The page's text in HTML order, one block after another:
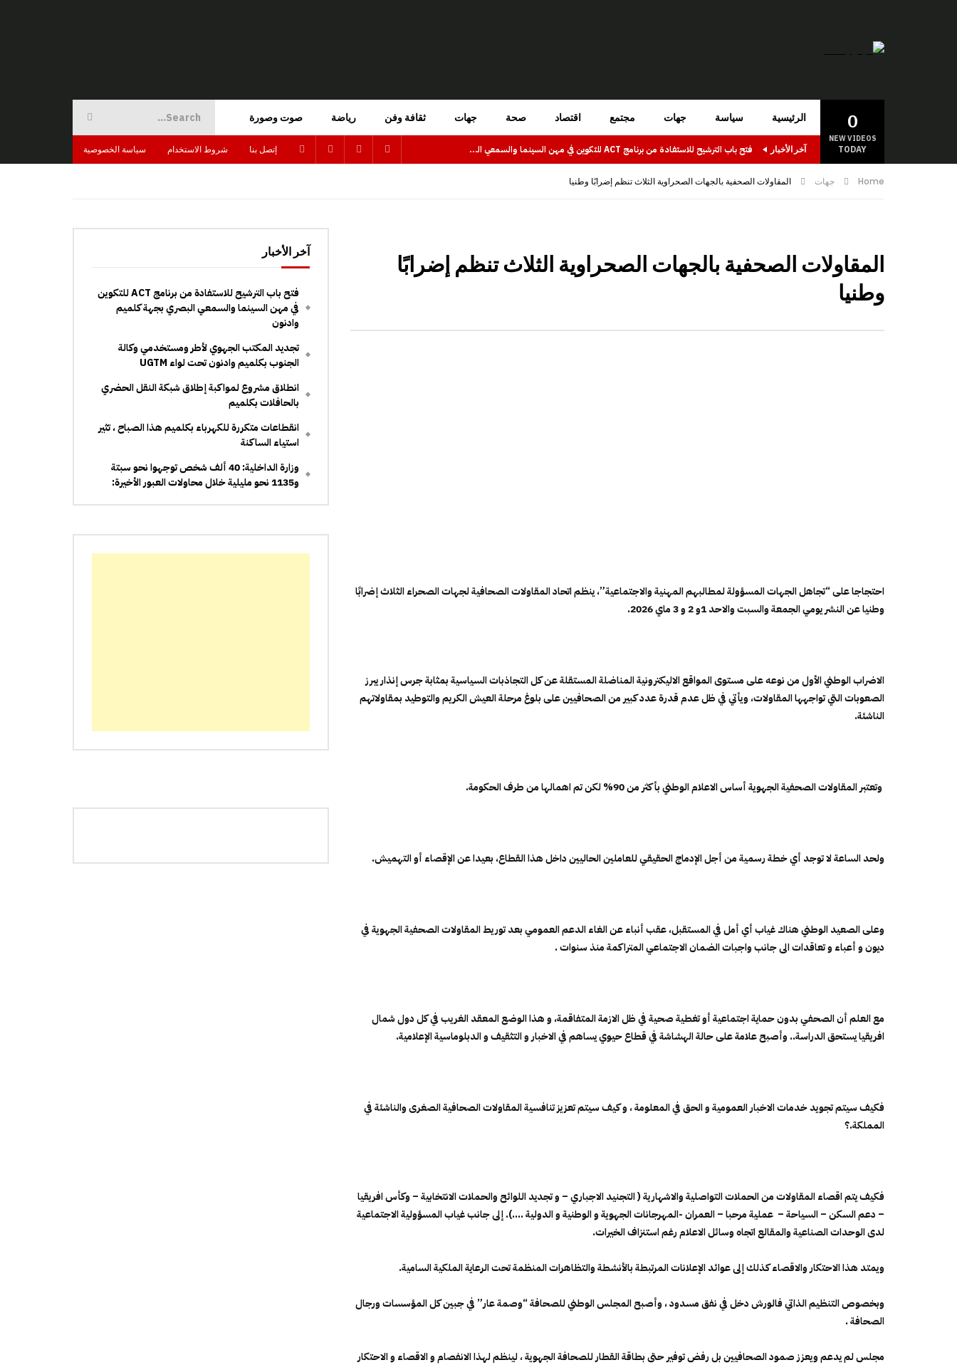
0
NEW VIDEOS
TODAY
الرئيسية سياسة جهات مجتمع اقتصاد صحة جهات ثقافة وفن رياضة صوت وصورة
آخر الأخبار فتح باب الترشيح للاستفادة من برنامج ACT للتكوين في مهن السينما والسمعي البصري بجهة كلميم وادنون إتصل بنا شروط الاستخدام سياسة الخصوصية
Home جهات المقاولات الصحفية بالجهات الصحراوية الثلاث تنظم إضرابًا وطنيا
المقاولات الصحفية بالجهات الصحراوية الثلاث تنظم إضرابًا
وطنيا
احتجاجا على “تجاهل الجهات المسؤولة لمطالبهم المهنية والاجتماعية”، ينظم اتحاد المقاولات الصحافية لجهات الصحراء الثلاث إضرابًا
وطنيا عن النشر يومي الجمعة والسبت والاحد 1و 2 و 3 ماي 2026.
الاضراب الوطني الأول من نوعه على مستوى المواقع الاليكترونية المناضلة المستقلة عن كل التجاذبات السياسية بمثابة جرس إنذار يبرز
الصعوبات التي تواجهها المقاولات، ويأتي في ظل عدم قدرة عدد كبير من الصحافيين على بلوغ مرحلة العيش الكريم والتوطيد بمقاولاتهم
الناشئة.
وتعتبر المقاولات الصحفية الجهوية أساس الاعلام الوطني بأكثر من 90% لكن تم اهمالها من طرف الحكومة.
ولحد الساعة لا توجد أي خطة رسمية من أجل الإدماج الحقيقي للعاملين الحاليين داخل هذا القطاع، بعيدا عن الإقصاء أو التهميش.
وعلى الصعيد الوطني هناك غياب أي أمل في المستقبل، عقب أنباء عن الغاء الدعم العمومي بعد توريط المقاولات الصحفية الجهوية في
ديون و أعباء و تعاقدات الى جانب واجبات الضمان الاجتماعي المتراكمة منذ سنوات .
مع العلم أن الصحفي بدون حماية اجتماعية أو تغطية صحية في ظل الازمة المتفاقمة، و هذا الوضع المعقد الغريب في كل دول شمال
افريقيا يستحق الدراسة.. وأصبح علامة على حالة الهشاشة في قطاع حيوي يساهم في الاخبار و التثقيف و الدبلوماسية الإعلامية.
فكيف سيتم تجويد خدمات الاخبار العمومية و الحق في المعلومة ، و كيف سيتم تعزيز تنافسية المقاولات الصحافية الصغرى والناشئة في
المملكة.؟
فكيف يتم اقصاء المقاولات من الحملات التواصلية والاشهارية ( التجنيد الاجباري – و تجديد اللوائح والحملات الانتخابية – وكأس افريقيا
– دعم السكن – السياحة – عملية مرحبا – العمران -المهرجانات الجهوية و الوطنية و الدولية ….). إلى جانب غياب المسؤولية الاجتماعية
لدى الوحدات الصناعية والمقالع اتجاه وسائل الاعلام رغم استنزاف الخيرات.
ويمتد هذا الاحتكار والاقصاء كذلك إلى عوائد الإعلانات المرتبطة بالأنشطة والتظاهرات المنظمة تحت الرعاية الملكية السامية.
وبخصوص التنظيم الذاتي فالورش دخل في نفق مسدود ، وأصبح المجلس الوطني للصحافة “وصمة عار” في جبين كل المؤسسات ورجال
الصحافة .
مجلس لم يدعم ويعزز صمود الصحافيين بل رفض توفير حتى بطاقة القطار للصحافة الجهوية ، لينظم لهذا الانفصام و الاقصاء و الاحتكار
آخر الأخبار
فتح باب الترشيح للاستفادة من برنامج ACT للتكوين
في مهن السينما والسمعي البصري بجهة كلميم
وادنون
تجديد المكتب الجهوي لأطر ومستخدمي وكالة
الجنوب بكلميم وادنون تحت لواء UGTM
انطلاق مشروع لمواكبة إطلاق شبكة النقل الحضري
بالحافلات بكلميم
انقطاعات متكررة للكهرباء بكلميم هذا الصباح ، تثير
استياء الساكنة
وزارة الداخلية: 40 ألف شخص توجهوا نحو سبتة
و1135 نحو مليلية خلال محاولات العبور الأخيرة: